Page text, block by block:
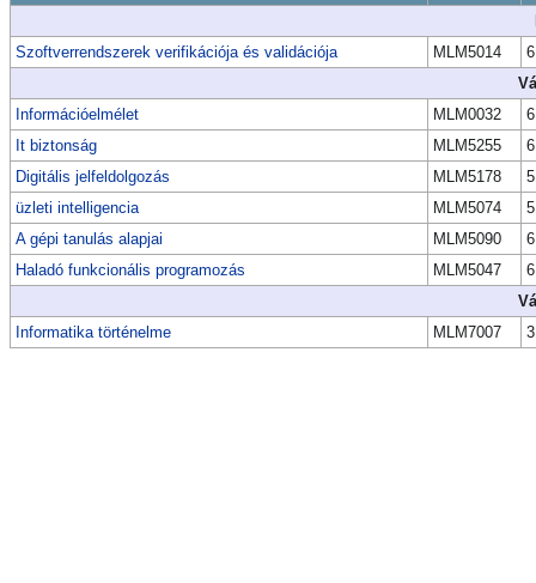
Szoftverrendszerek verifikációja és validációja
MLM5014
6
Információelmélet
MLM0032
6
It biztonság
MLM5255
6
Digitális jelfeldolgozás
MLM5178
5
üzleti intelligencia
MLM5074
5
A gépi tanulás alapjai
MLM5090
6
Haladó funkcionális programozás
MLM5047
6
Informatika történelme
MLM7007 3